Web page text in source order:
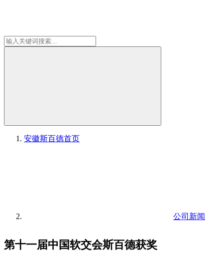
安徽斯百德首页
公司新闻
第十一届中国软交会斯百德获奖